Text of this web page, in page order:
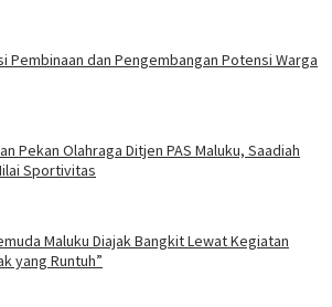
Pembinaan dan Pengembangan Potensi Warga
Pekan Olahraga Ditjen PAS Maluku, Saadiah
Sportivitas
Maluku Diajak Bangkit Lewat Kegiatan
yang Runtuh”